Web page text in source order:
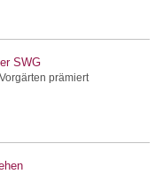
SWG
prämiert